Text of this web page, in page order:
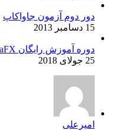
دور دوم آزمون جاواکاپ
15 دسامبر 2013
دوره آموزش رایگان JavaFX
25 جولای 2018
امیرعلی